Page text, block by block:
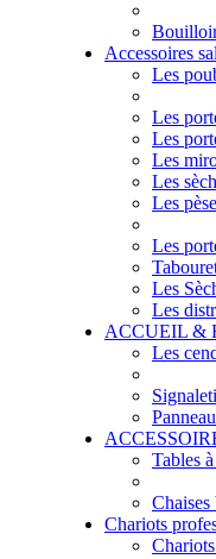
Accessoires
Les
Les
Les
Les
Les
Les
Les
Les
Les
ACCUEIL &
Les
Tables
Chaises
Chariots